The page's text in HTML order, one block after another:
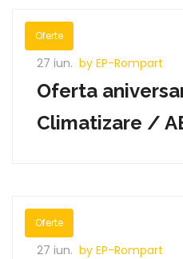
Oferte
27 iun. by EP-Rompart
Oferta
Climatizare /
Oferte
27 iun. by EP-Rompart